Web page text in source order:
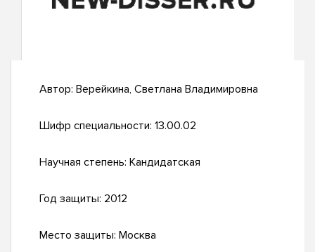
Автор: Верейкина, Светлана Владимировна
Шифр специальности: 13.00.02
Научная степень: Кандидатская
Год защиты: 2012
Место защиты: Москва